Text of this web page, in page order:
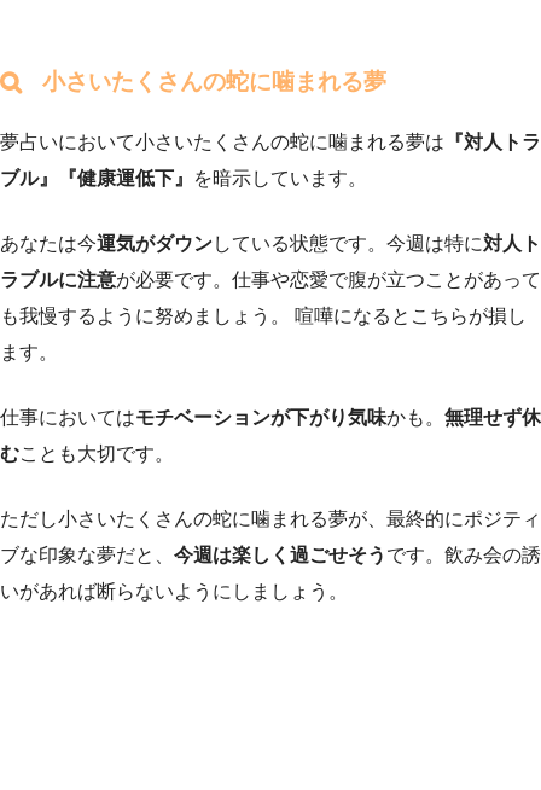
小さいたくさんの蛇に噛まれる夢
夢占いにおいて小さいたくさんの蛇に噛まれる夢は 『対人トラ
ブル』『健康運低下』
を暗示しています。
あなたは今運気がダウンしている状態です。今週は特に対人ト
ラブルに注意が必要です。仕事や恋愛で腹が立つことがあって
も我慢するように努めましょう。 喧嘩になるとこちらが損し
ます。
仕事においてはモチベーションが下がり気味かも。 無理せず休
むことも大切です。
ただし小さいたくさんの蛇に噛まれる夢が、最終的にポジティ
ブな印象な夢だと、 今週は楽しく過ごせそう です。飲み会の誘
いがあれば断らないようにしましょう。